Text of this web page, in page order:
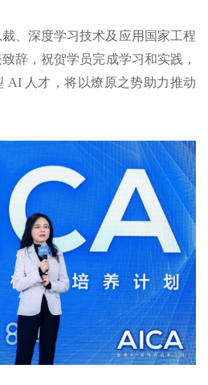
、深度学习技术及应用国家工程
辞，祝贺学员完成学习和实践，
AI 人才，将以燎原之势助力推动